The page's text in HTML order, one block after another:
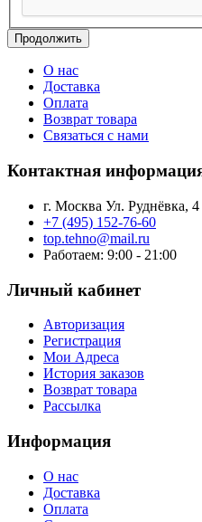
Продолжить
О нас
Доставка
Оплата
Возврат товара
Связаться с нами
Контактная
г. Москва Ул. Руднёвка,
+7 (495) 152-76-60
top.tehno@mail.ru
Работаем: 9:00 - 21:00
Личный кабинет
Авторизация
Регистрация
Мои Адреса
История заказов
Возврат товара
Рассылка
Информация
О нас
Доставка
Оплата